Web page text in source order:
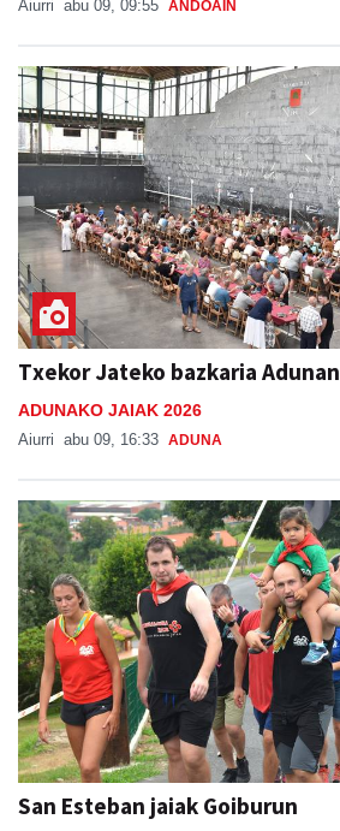
Aiurri abu 09, 09:55 ANDOAIN
Txekor Jateko bazkaria Adunan
ADUNAKO JAIAK 2026
Aiurri abu 09, 16:33 ADUNA
San Esteban jaiak Goiburun